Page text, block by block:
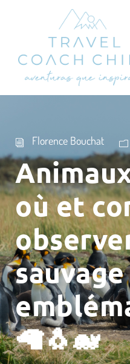
Florence Bouchat
où et
sauvage
🦙🐧🐋